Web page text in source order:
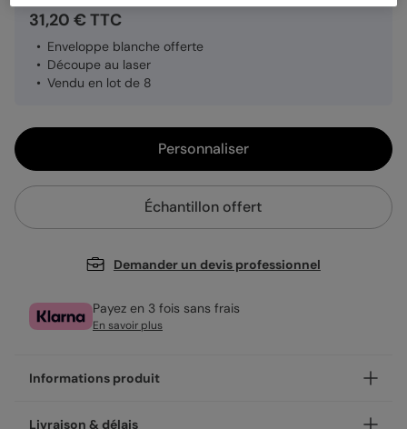
31,20 € TTC
Enveloppe blanche offerte
Découpe au laser
Vendu en lot de 8
Personnaliser
Échantillon offert
Demander un devis professionnel
Payez en 3 fois sans frais
En savoir plus
Informations produit
Notre finition découpe fait de nos cartes de véritables
Livraison & délais